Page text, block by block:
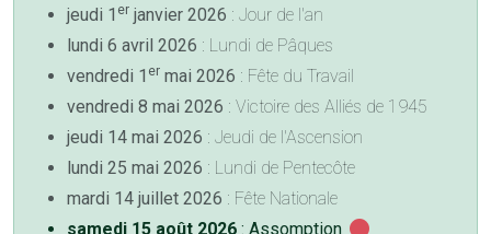
jeudi 1 er janvier 2026 : Jour de l'an
lundi 6 avril 2026 : Lundi de Pâques
vendredi 1 er mai 2026 : Fête du Travail
vendredi 8 mai 2026 : Victoire des Alliés de 1945
jeudi 14 mai 2026 : Jeudi de l'Ascension
lundi 25 mai 2026 : Lundi de Pentecôte
mardi 14 juillet 2026 : Fête Nationale
samedi 15 août 2026 : Assomption